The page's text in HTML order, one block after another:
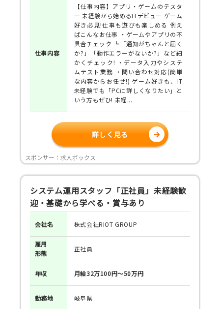
仕事内容
【仕事内容】アプリ・ゲームのテスタ
ー 未経験から始めるITデビュー ゲーム
好き必見!仕事も遊びも楽しめる 例え
ばこんなお仕事 ・ゲームやアプリの不
具合チェック ┗「通知がちゃんと届く
か?」「動作エラーがないか?」など細
かくチェック! ・データ入力やシステ
ムテスト業務 ・問い合わせ対応(簡単
な内容からお任せ!) ゲーム好きも、IT
未経験でも「PCに詳しくなりたい」と
いう方もぜひ! 未経...
詳しく見る
スポンサー：求人ボックス
システム運用スタッフ「正社員」未経験歓
迎・基礎から学べる・賞与あり
会社名 株式会社RIOT GROUP
雇用
形態
正社員
年収 月給32万100円～50万円
勤務地 岐阜県